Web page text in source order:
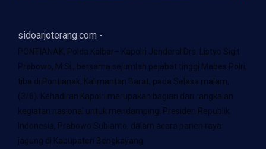
sidoarjoterang.com -
PONTIANAK, Polda Kalbar– Kapolri Jenderal Drs. Listyo Sigit
Prabowo, M.Si., bersama sejumlah pejabat tinggi Mabes Polri,
tiba di Pontianak, Kalimantan Barat, pada Selasa malam,
(3/6). Kehadiran Kapolri merupakan bagian dari rangkaian
kegiatan nasional untuk mendampingi Presiden Republik
Indonesia, Prabowo Subianto, dalam acara panen raya
jagung di Kabupaten Bengkayang.